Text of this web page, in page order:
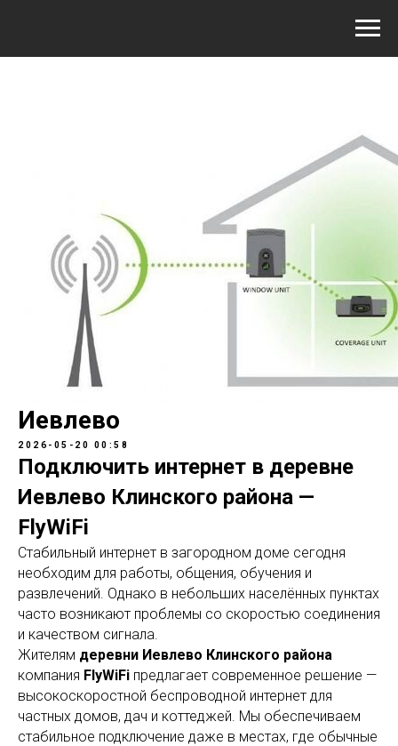
Иевлево
2026-05-20 00:58
Подключить интернет в деревне
Иевлево Клинского района —
FlyWiFi
Стабильный интернет в загородном доме сегодня
необходим для работы, общения, обучения и
развлечений. Однако в небольших населённых пунктах
часто возникают проблемы со скоростью соединения
и качеством сигнала.
Жителям деревни Иевлево Клинского района
компания FlyWiFi предлагает современное решение —
высокоскоростной беспроводной интернет для
частных домов, дач и коттеджей. Мы обеспечиваем
стабильное подключение даже в местах, где обычные